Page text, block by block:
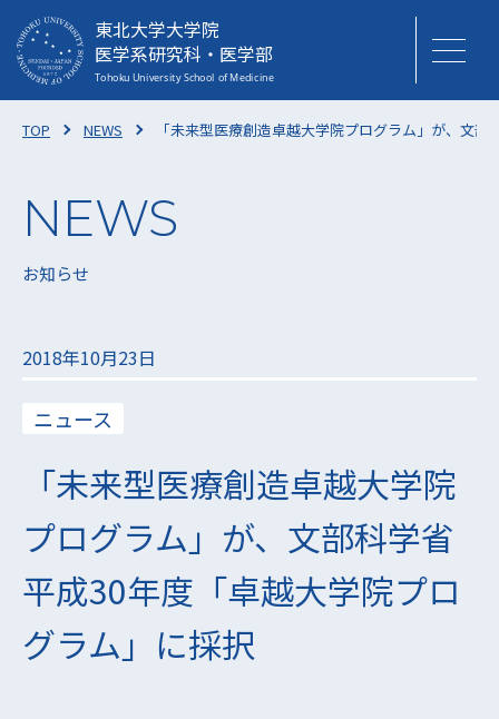
東北大学大学院
医学系研究科・医学部
TOP NEWS 「未来型医療創造卓越大学院プログラム」が、文
お知らせ
2018年10月23日
ニュース
「未来型医療創造卓越大学院
プログラム」が、文部科学省
平成30年度「卓越大学院プロ
グラム」に採択